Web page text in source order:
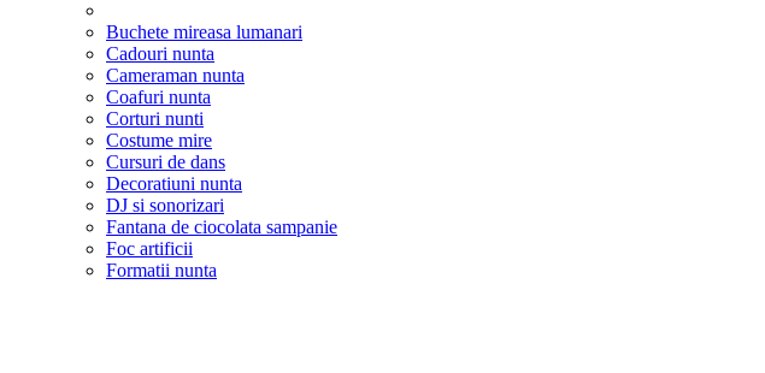
Buchete mireasa lumanari
Cadouri nunta
Cameraman nunta
Coafuri nunta
Corturi nunti
Costume mire
Cursuri de dans
Decoratiuni nunta
DJ si sonorizari
Fantana de ciocolata sampanie
Foc artificii
Formatii nunta